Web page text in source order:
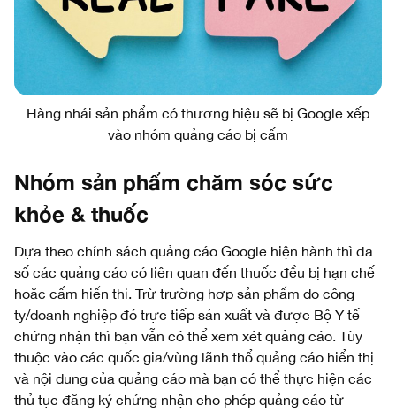
Hàng nhái sản phẩm có thương hiệu sẽ bị Google xếp
vào nhóm quảng cáo bị cấm
Nhóm sản phẩm chăm sóc sức
khỏe & thuốc
Dựa theo chính sách quảng cáo Google hiện hành thì đa
số các quảng cáo có liên quan đến thuốc đều bị hạn chế
hoặc cấm hiển thị. Trừ trường hợp sản phẩm do công
ty/doanh nghiệp đó trực tiếp sản xuất và được Bộ Y tế
chứng nhận thì bạn vẫn có thể xem xét quảng cáo. Tùy
thuộc vào các quốc gia/vùng lãnh thổ quảng cáo hiển thị
và nội dung của quảng cáo mà bạn có thể thực hiện các
thủ tục đăng ký chứng nhận cho phép quảng cáo từ